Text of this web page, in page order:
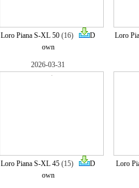
Loro Piana S-XL 50 (16)
D
own
Loro
2026-03-31
Loro Piana S-XL 45 (15)
D
own
Loro